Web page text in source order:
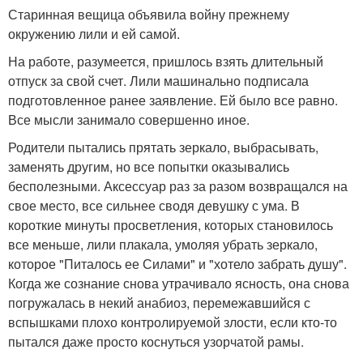
Старинная вещица объявила войну прежнему
окружению лили и ей самой.
На работе, разумеется, пришлось взять длительный
отпуск за свой счет. Лили машинально подписала
подготовленное ранее заявление. Ей было все равно.
Все мысли занимало совершенно иное.
Родители пытались прятать зеркало, выбрасывать,
заменять другим, но все попытки оказывались
бесполезными. Аксессуар раз за разом возвращался на
свое место, все сильнее сводя девушку с ума. В
короткие минуты просветления, которых становилось
все меньше, лили плакала, умоляя убрать зеркало,
которое "Питалось ее Силами" и "хотело забрать душу".
Когда же сознание снова утрачивало ясность, она снова
погружалась в некий анабиоз, перемежавшийся с
вспышками плохо контролируемой злости, если кто-то
пытался даже просто коснуться узорчатой рамы.